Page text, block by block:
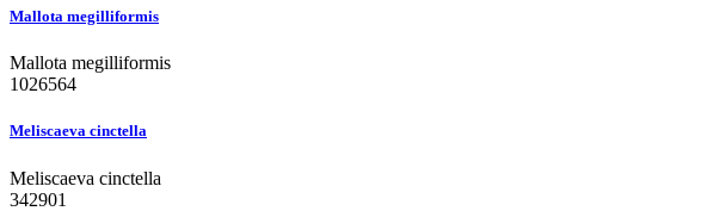
Mallota megilliformis
Mallota megilliformis
1026564
Meliscaeva cinctella
Meliscaeva cinctella
342901